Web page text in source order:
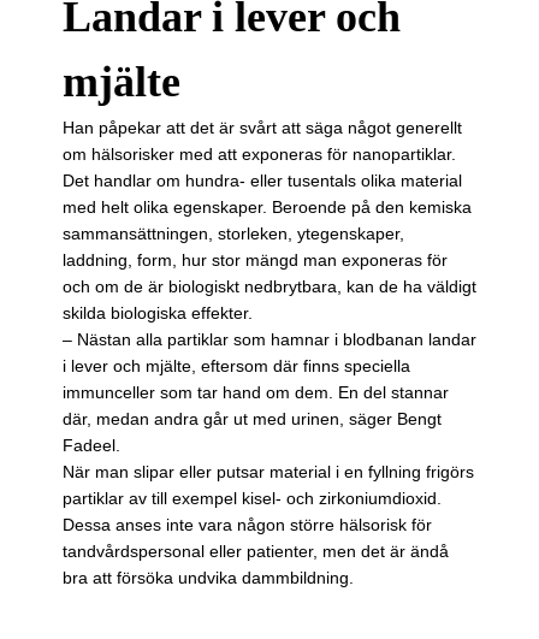
Landar i lever och
mjälte
Han påpekar att det är svårt att säga något generellt
om hälsorisker med att exponeras för nanopartiklar.
Det handlar om hundra- eller tusen­tals olika material
med helt olika egenskaper. Beroende på den kemiska
sammansättningen, storleken, yt­egen­skaper,
laddning, form, hur stor mängd man exponeras för
och om de är biologiskt nedbrytbara, kan de ha väldigt
skilda biologiska effekter.
– Nästan alla partiklar som hamnar i blodbanan landar
i lever och mjälte, eftersom där finns speciella
immunceller som tar hand om dem. En del stannar
där, medan andra går ut med urinen, säger Bengt
Fadeel.
När man slipar eller putsar material i en fyllning frigörs
partiklar av till exempel kisel- och zirkoniumdioxid.
Dessa anses inte vara någon större hälsorisk för
tandvårdspersonal eller patienter, men det är ändå
bra att försöka undvika dammbildning.